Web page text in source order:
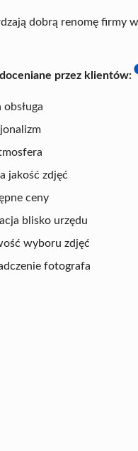
dobrą renomę firmy
przez klientów:
obsługa
jakość zdjęć
ceny
blisko urzędu
wyboru zdjęć
fotografa